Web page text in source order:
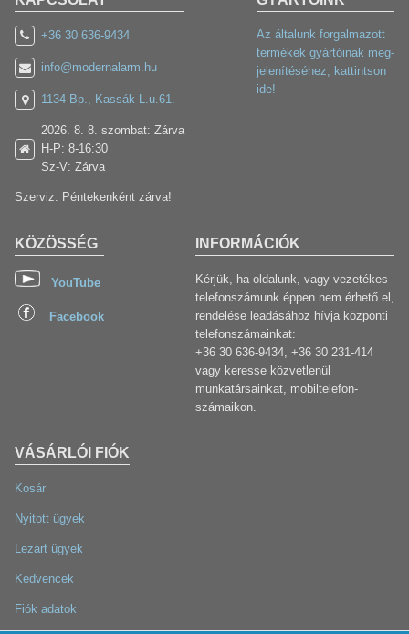
+36 30 636-9434
info@modernalarm.hu
1134 Bp., Kassák L.u.61.
2026. 8. 8. szombat: Zárva
H-P: 8-16:30
Sz-V: Zárva
Szerviz: Péntekenként zárva!
VÁSÁRLÓI FIÓK
Kosár
Nyitott ügyek
Lezárt ügyek
Kedvencek
Fiók adatok
KÖZÖSSÉG
YouTube
Facebook
INFORMÁCIÓK
Kérjük, ha oldalunk, vagy vezetékes
telefonszámunk éppen nem érhető el,
rendelése leadásához hívja központi
telefonszámainkat:
+36 30 636-9434, +36 30 231-414
vagy keresse közvetlenül
munkatársainkat, mobiltelefon-
számaikon.
Az általunk forgalmazott
termékek gyártóinak meg-
jelenítéséhez, kattintson
ide!